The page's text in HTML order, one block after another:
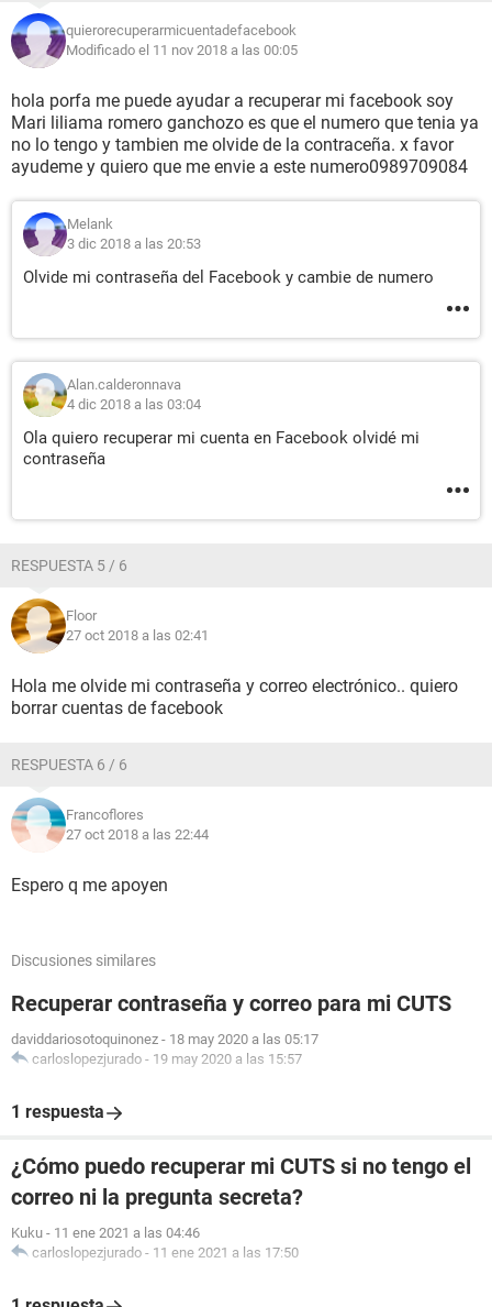
quierorecuperarmicuentadefacebook
Modificado el 11 nov 2018 a las 00:05
hola porfa me puede ayudar a recuperar mi facebook soy
Mari liliama romero ganchozo es que el numero que tenia ya
no lo tengo y tambien me olvide de la contraceña. x favor
ayudeme y quiero que me envie a este numero0989709084
Melank
3 dic 2018 a las 20:53
Olvide mi contraseña del Facebook y cambie de numero
Alan.calderonnava
4 dic 2018 a las 03:04
Ola quiero recuperar mi cuenta en Facebook olvidé mi
contraseña
RESPUESTA 5 / 6
Floor
27 oct 2018 a las 02:41
Hola me olvide mi contraseña y correo electrónico.. quiero
borrar cuentas de facebook
RESPUESTA 6 / 6
Francoflores
27 oct 2018 a las 22:44
Espero q me apoyen
Discusiones similares
Recuperar contraseña y correo para mi CUTS
daviddariosotoquinonez - 18 may 2020 a las 05:17
carloslopezjurado - 19 may 2020 a las 15:57
1 respuesta
¿Cómo puedo recuperar mi CUTS si no tengo el
correo ni la pregunta secreta?
Kuku - 11 ene 2021 a las 04:46
carloslopezjurado - 11 ene 2021 a las 17:50